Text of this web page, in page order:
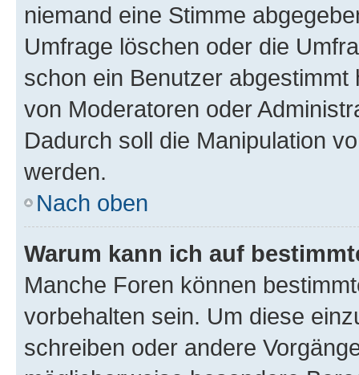
niemand eine Stimme
Umfrage löschen oder die
schon ein Benutzer
von Moderatoren oder
Dadurch soll die Manipulation
werden.
Nach oben
Warum kann ich auf
Manche Foren können
vorbehalten sein. Um diese
schreiben oder andere